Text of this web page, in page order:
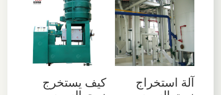
آلة استخراج كيف يستخرج